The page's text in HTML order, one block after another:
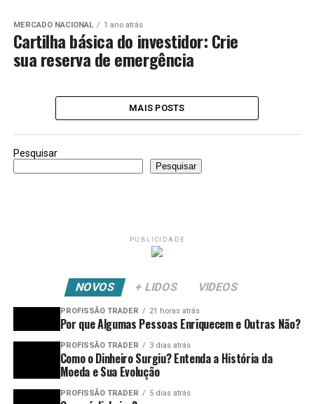
MERCADO NACIONAL 1 ano atrás
Cartilha básica do investidor: Crie
sua reserva de emergência
MAIS POSTS
Pesquisar
Pesquisar
PUBLICIDADE
NOVOS + LIDOS VIDEOS
PROFISSÃO TRADER 21 horas atrás
Por que Algumas Pessoas Enriquecem e Outras Não?
PROFISSÃO TRADER 3 dias atrás
Como o Dinheiro Surgiu? Entenda a História da
Moeda e Sua Evolução
PROFISSÃO TRADER 5 dias atrás